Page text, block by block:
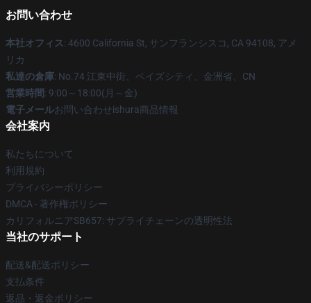
お問い合わせ
本社オフィス: 4600 California St, サンフランシスコ, CA 94108, アメ
リカ
私達の倉庫: No.74 江東中街、ベイズシティ、金洲省、CN
営業時間: 9:00～18:00(月～金)
電子メールお問い合わせishura商品情報
会社案内
私たちについて
利用規約
プライバシーポリシー
DMCA - 著作権ポリシー
カリフォルニアSB657: サプライチェーンの透明性法
当社のサポート
配送&配送ポリシー
支払条件
返品・返金ポリシー